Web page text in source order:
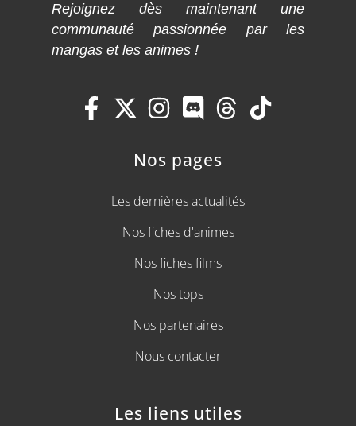
Rejoignez dès maintenant une
communauté passionnée par les
mangas et les animes !
Nos pages
Les dernières actualités
Nos fiches d'animes
Nos fiches films
Nos tops
Nos partenaires
Nous contacter
Les liens utiles